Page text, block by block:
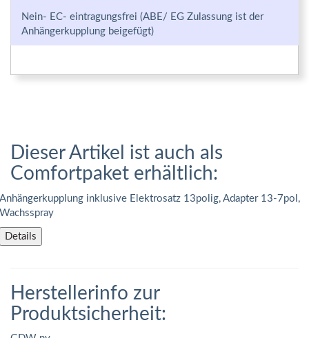
Nein- EC- eintragungsfrei (ABE/ EG Zulassung ist der
Anhängerkupplung beigefügt)
Dieser Artikel ist auch als
Comfortpaket erhältlich:
Anhängerkupplung inklusive Elektrosatz 13polig, Adapter 13-7pol,
Wachsspray
Details
Herstellerinfo zur
Produktsicherheit: